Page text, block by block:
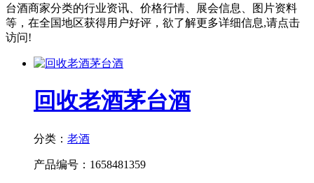
台酒商家分类的行业资讯、价格行情、展会信息、图片资料
等，在全国地区获得用户好评，欲了解更多详细信息,请点击
访问!
回收老酒茅台酒
分类： 老酒
产品编号：1658481359